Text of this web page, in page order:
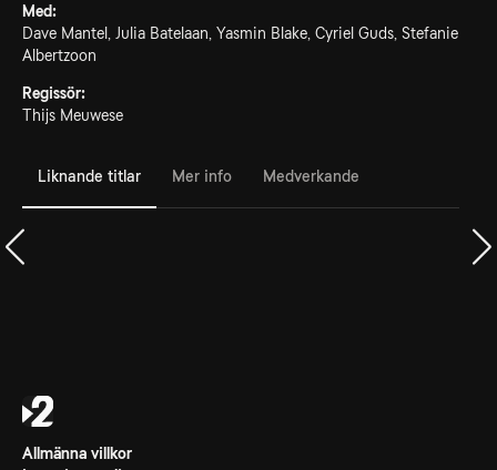
Med:
Dave Mantel, Julia Batelaan, Yasmin Blake, Cyriel Guds, Stefanie
Albertzoon
Regissör:
Thijs Meuwese
Liknande titlar Mer info Medverkande
Allmänna villkor